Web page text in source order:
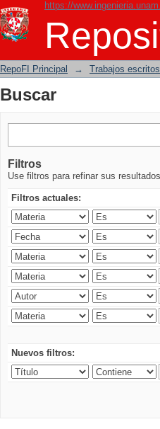
https://
Buscar
RepoFI Principal → Trabajos
Buscar
Filtros
Use filtros para refinar sus
Filtros actuales:
Nuevos filtros: